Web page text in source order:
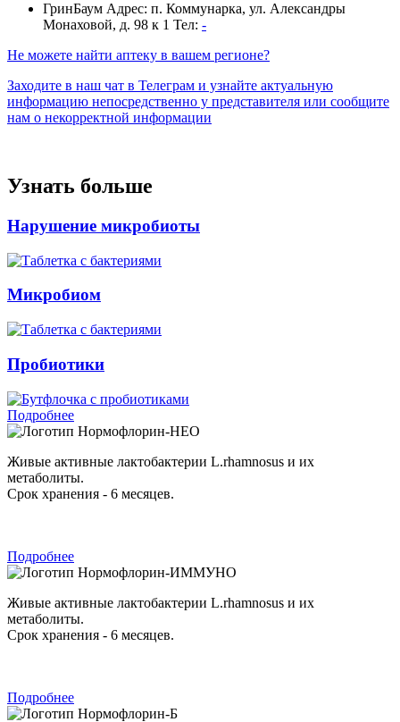
ГринБаум Адрес: п. Коммунарка, ул. Александры
Монаховой, д. 98 к 1 Тел: -
Не можете найти аптеку в вашем регионе?
Заходите в наш чат в Телеграм и узнайте актуальную
информацию непосредственно у представителя или сообщите
нам о некорректной информации
Узнать больше
Нарушение микробиоты
Микробиом
Пробиотики
Подробнее
Нормофлорин-НЕО
Живые активные лактобактерии L.rhamnosus и их
метаболиты.
Срок хранения - 6 месяцев.
Подробнее
Нормофлорин-ИММУНО
Живые активные лактобактерии L.rhamnosus и их
метаболиты.
Срок хранения - 6 месяцев.
Подробнее
Нормофлорин-Б